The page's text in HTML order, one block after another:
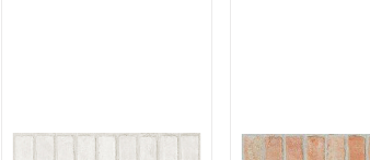
비트 화이트
비트 나뚜랄